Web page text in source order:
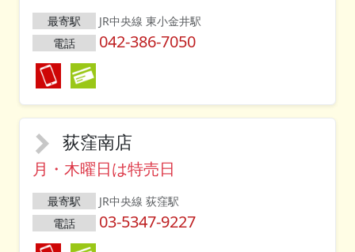
最寄駅
JR中央線 東小金井駅
電話
042-386-7050
荻窪南店
月・木曜日は特売日
最寄駅
JR中央線 荻窪駅
電話
03-5347-9227